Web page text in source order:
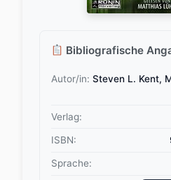
Bibliografische
Autor/in: Steven L. Kent,
Verlag:
ISBN:
Sprache: